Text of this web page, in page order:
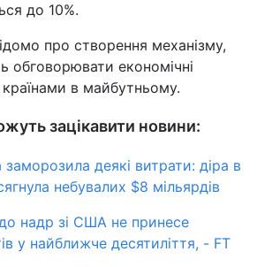
до 10%.
про створення механізму,
обговорювати економічні
в майбутньому.
зацікавити новини:
деякі витрати: діра в
небувалих $8 мільярдів
надр зі США не принесе
у найближче десятиліття, - FT